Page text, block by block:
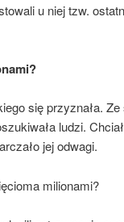
u niej tzw.
się przyznała.
ludzi.
jej odwagi.
milionami?